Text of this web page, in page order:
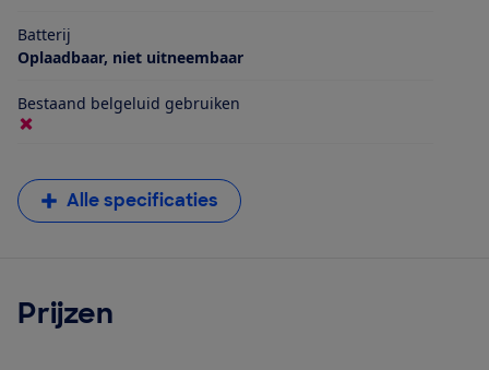
Batterij
Oplaadbaar, niet uitneembaar
Bestaand belgeluid gebruiken
Alle specificaties
Prijzen